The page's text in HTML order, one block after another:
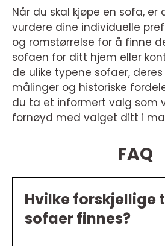
Når du skal kjøpe en sofa, er
vurdere dine individuelle
og romstørrelse for å finne
sofaen for ditt hjem eller
de ulike typene sofaer,
målinger og historiske
du ta et informert valg som
fornøyd med valget ditt i
FAQ
Hvilke forskjellige
sofaer finnes?